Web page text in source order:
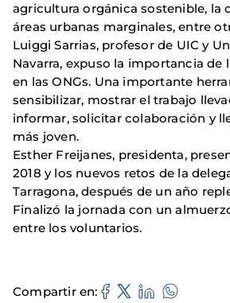
agricultura orgánica sostenible, la
áreas urbanas marginales, entre
Luiggi Sarrias, profesor de UIC y
Navarra, expuso la importancia de
en las ONGs. Una importante
sensibilizar, mostrar el trabajo
informar, solicitar colaboración y
más joven.
Esther Freijanes, presidenta,
2018 y los nuevos retos de la
Tarragona, después de un año
Finalizó la jornada con un
entre los voluntarios.
Compartir en